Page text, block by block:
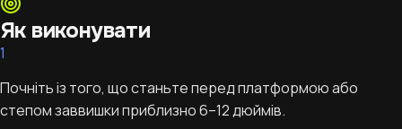
Як виконувати
1
Почніть із того, що станьте перед платформою або
степом заввишки приблизно 6–12 дюймів.